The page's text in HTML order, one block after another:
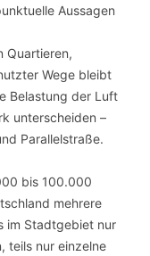
Aussagen
Quartieren,
Wege bleibt
Belastung der Luft
unterscheiden –
Parallelstraße.
bis 100.000
mehrere
im Stadtgebiet nur
teils nur einzelne